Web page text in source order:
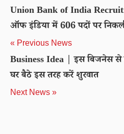
Union Bank of India
ऑफ इंडिया में 606 पदों पर
« Previous News
Business Idea | इस बिजनेस से
घर बैठे इस तरह करें शुरवात
Next News »